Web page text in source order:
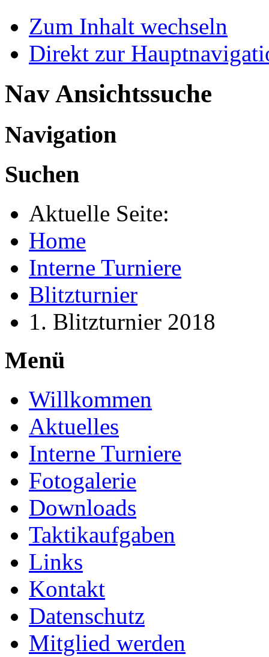
Zum Inhalt wechseln
Direkt zur
Nav Ansichtssuche
Navigation
Suchen
Aktuelle Seite:
Home
Interne Turniere
Blitzturnier
1. Blitzturnier 2018
Menü
Willkommen
Aktuelles
Interne Turniere
Fotogalerie
Downloads
Taktikaufgaben
Links
Kontakt
Datenschutz
Mitglied werden